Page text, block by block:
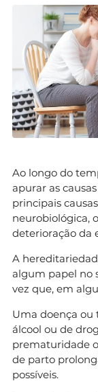
Ao longo do
apurar as
principais
neurobiológica,
deterioração da
A
algum papel no
vez que, em
Uma doença
álcool ou de
prematuridade
de parto
possíveis.